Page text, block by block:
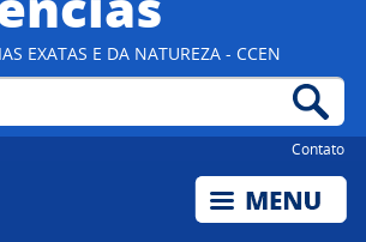
EXATAS E DA NATUREZA - CCEN
Contato